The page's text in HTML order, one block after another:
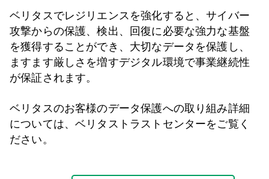
ベリタスでレジリエンスを強化すると、サイバー
攻撃からの保護、検出、回復に必要な強力な基盤
を獲得することができ、大切なデータを保護し、
ますます厳しさを増すデジタル環境で事業継続性
が保証されます。
ベリタスのお客様のデータ保護への取り組み詳細
については、ベリタストラストセンターをご覧く
ださい。